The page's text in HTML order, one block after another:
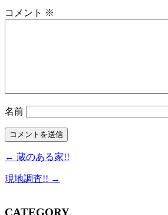
コメント ※
名前
← 蔵のある家!!
現地調査!! →
CATEGORY